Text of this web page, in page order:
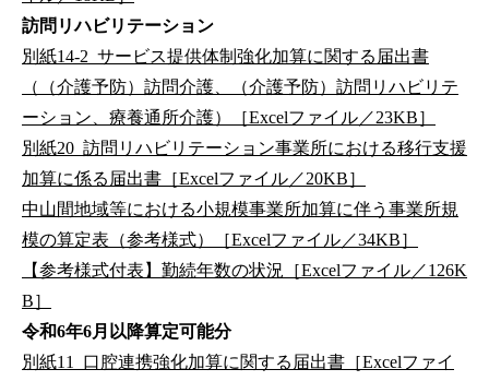
訪問リハビリテーション
別紙14-2_サービス提供体制強化加算に関する届出書
（（介護予防）訪問介護、（介護予防）訪問リハビリテ
ーション、療養通所介護）［Excelファイル／23KB］
別紙20_訪問リハビリテーション事業所における移行支援
加算に係る届出書［Excelファイル／20KB］
中山間地域等における小規模事業所加算に伴う事業所規
模の算定表（参考様式）［Excelファイル／34KB］
【参考様式付表】勤続年数の状況［Excelファイル／126K
B］
令和6年6月以降算定可能分
別紙11_口腔連携強化加算に関する届出書［Excelファイ